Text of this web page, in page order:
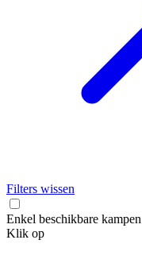
Filters wissen
Enkel beschikbare kampen
Klik op